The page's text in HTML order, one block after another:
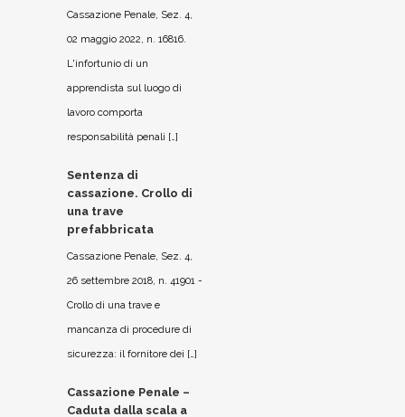
Cassazione Penale, Sez. 4,
02 maggio 2022, n. 16816.
L'infortunio di un
apprendista sul luogo di
lavoro comporta
responsabilità penali […]
Sentenza di
cassazione. Crollo di
una trave
prefabbricata
Cassazione Penale, Sez. 4,
26 settembre 2018, n. 41901 -
Crollo di una trave e
mancanza di procedure di
sicurezza: il fornitore dei […]
Cassazione Penale –
Caduta dalla scala a